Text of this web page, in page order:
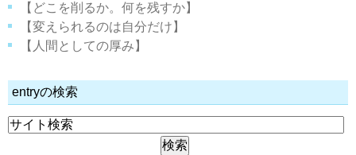
【どこを削るか。何を残すか】
【変えられるのは自分だけ】
【人間としての厚み】
entryの検索